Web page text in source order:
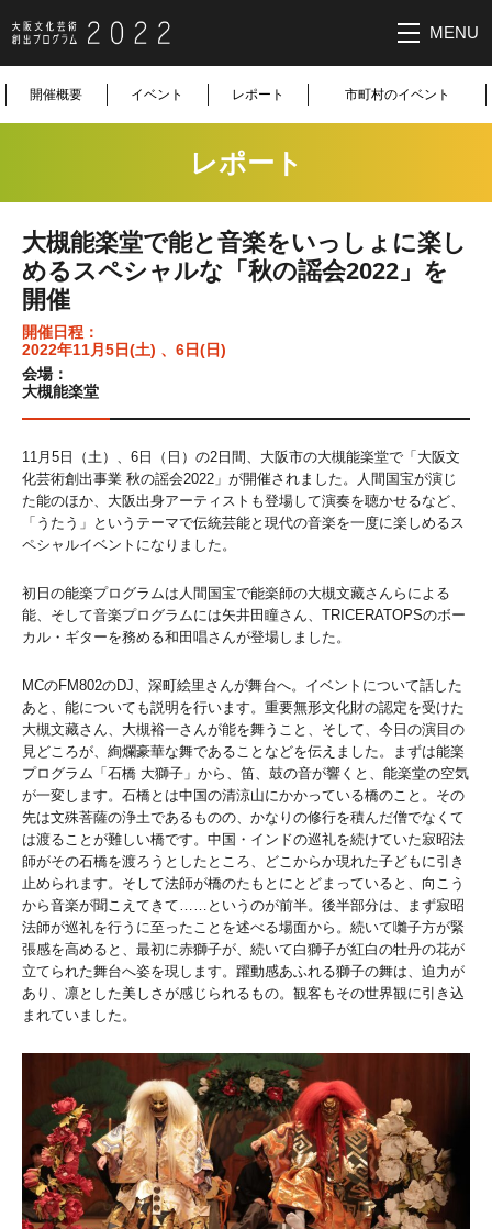
大阪文化芸
術創出プロ
MENU
開催概要 イベント レポート 市町村のイベント
レポート
大槻能楽堂で能と音楽をいっしょに楽し
めるスペシャルな「秋の謡会2022」を
開催
開催日程：
2022年11月5日(土) 、6日(日)
会場：
大槻能楽堂
11月5日（土）、6日（日）の2日間、大阪市の大槻能楽堂で「大阪文
化芸術創出事業 秋の謡会2022」が開催されました。人間国宝が演じ
た能のほか、大阪出身アーティストも登場して演奏を聴かせるなど、
「うたう」というテーマで伝統芸能と現代の音楽を一度に楽しめるス
ペシャルイベントになりました。
初日の能楽プログラムは人間国宝で能楽師の大槻文藏さんらによる
能、そして音楽プログラムには矢井田瞳さん、TRICERATOPSのボー
カル・ギターを務める和田唱さんが登場しました。
MCのFM802のDJ、深町絵里さんが舞台へ。イベントについて話した
あと、能についても説明を行います。重要無形文化財の認定を受けた
大槻文藏さん、大槻裕一さんが能を舞うこと、そして、今日の演目の
見どころが、絢爛豪華な舞であることなどを伝えました。まずは能楽
プログラム「石橋 大獅子」から、笛、鼓の音が響くと、能楽堂の空気
が一変します。石橋とは中国の清涼山にかかっている橋のこと。その
先は文殊菩薩の浄土であるものの、かなりの修行を積んだ僧でなくて
は渡ることが難しい橋です。中国・インドの巡礼を続けていた寂昭法
師がその石橋を渡ろうとしたところ、どこからか現れた子どもに引き
止められます。そして法師が橋のたもとにとどまっていると、向こう
から音楽が聞こえてきて……というのが前半。後半部分は、まず寂昭
法師が巡礼を行うに至ったことを述べる場面から。続いて囃子方が緊
張感を高めると、最初に赤獅子が、続いて白獅子が紅白の牡丹の花が
立てられた舞台へ姿を現します。躍動感あふれる獅子の舞は、迫力が
あり、凛とした美しさが感じられるもの。観客もその世界観に引き込
まれていました。